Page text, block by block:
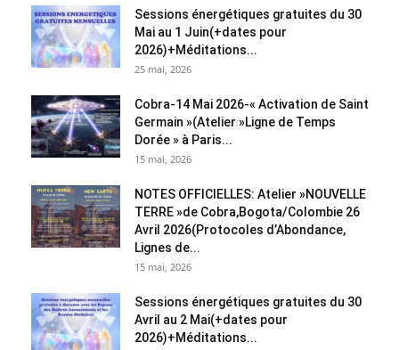
Sessions énergétiques gratuites du 30
Mai au 1 Juin(+dates pour
2026)+Méditations...
25 mai, 2026
Cobra-14 Mai 2026-« Activation de Saint
Germain »(Atelier »Ligne de Temps
Dorée » à Paris...
15 mai, 2026
NOTES OFFICIELLES: Atelier »NOUVELLE
TERRE »de Cobra,Bogota/Colombie 26
Avril 2026(Protocoles d’Abondance,
Lignes de...
15 mai, 2026
Sessions énergétiques gratuites du 30
Avril au 2 Mai(+dates pour
2026)+Méditations...